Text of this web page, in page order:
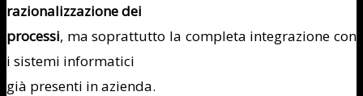
razionalizzazione dei
processi, ma soprattutto la completa integrazione con
i sistemi informatici
già presenti in azienda.